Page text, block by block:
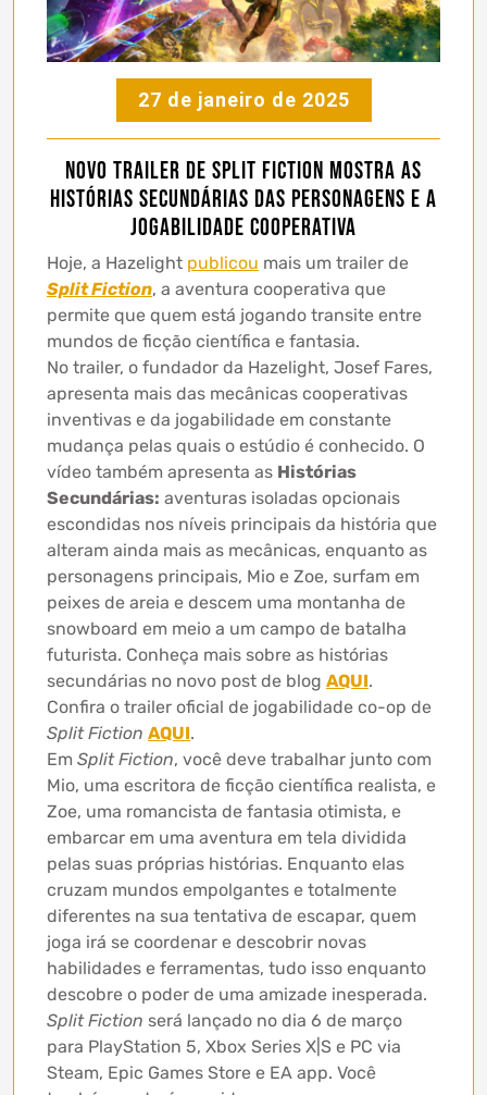
27 de janeiro de 2025
Novo Trailer de Split Fiction Mostra as
Histórias Secundárias das Personagens e a
Jogabilidade Cooperativa
Hoje, a Hazelight publicou mais um trailer de
Split Fiction, a aventura cooperativa que
permite que quem está jogando transite entre
mundos de ficção científica e fantasia.
No trailer, o fundador da Hazelight, Josef Fares,
apresenta mais das mecânicas cooperativas
inventivas e da jogabilidade em constante
mudança pelas quais o estúdio é conhecido. O
vídeo também apresenta as Histórias
Secundárias: aventuras isoladas opcionais
escondidas nos níveis principais da história que
alteram ainda mais as mecânicas, enquanto as
personagens principais, Mio e Zoe, surfam em
peixes de areia e descem uma montanha de
snowboard em meio a um campo de batalha
futurista. Conheça mais sobre as histórias
secundárias no novo post de blog AQUI.
Confira o trailer oficial de jogabilidade co-op de
Split Fiction AQUI.
Em Split Fiction, você deve trabalhar junto com
Mio, uma escritora de ficção científica realista, e
Zoe, uma romancista de fantasia otimista, e
embarcar em uma aventura em tela dividida
pelas suas próprias histórias. Enquanto elas
cruzam mundos empolgantes e totalmente
diferentes na sua tentativa de escapar, quem
joga irá se coordenar e descobrir novas
habilidades e ferramentas, tudo isso enquanto
descobre o poder de uma amizade inesperada.
Split Fiction será lançado no dia 6 de março
para PlayStation 5, Xbox Series X|S e PC via
Steam, Epic Games Store e EA app. Você